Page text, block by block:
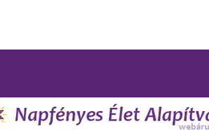
A
termékoldalon
választhatók